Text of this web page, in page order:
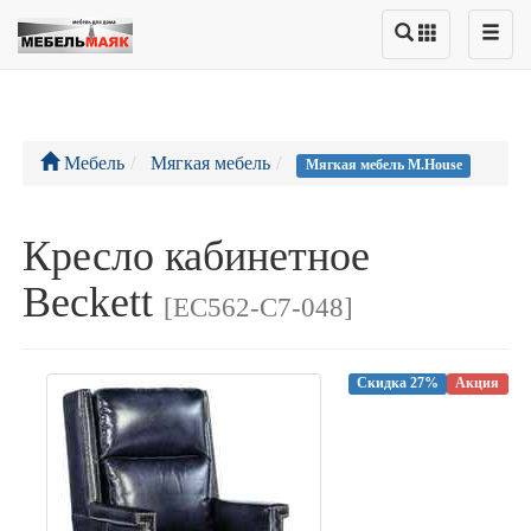
Мебель Мягкая мебель Мягкая мебель M.House
Кресло кабинетное
Beckett [EC562-C7-048]
Акция
Скидка 27%